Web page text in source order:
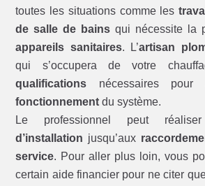
toutes les situations comme les
de salle de bains qui nécessite la
appareils sanitaires. L’artisan
qui s’occupera de votre
qualifications nécessaires
fonctionnement du système.
Le professionnel peut
d’installation jusqu’aux
service. Pour aller plus loin, vous
certain aide financier pour ne citer